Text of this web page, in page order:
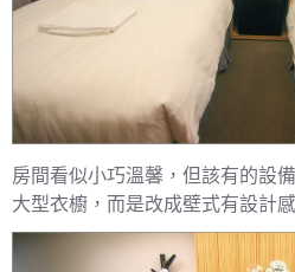
房間看似小巧溫馨，但該有的設
大型衣櫥，而是改成壁式有設計